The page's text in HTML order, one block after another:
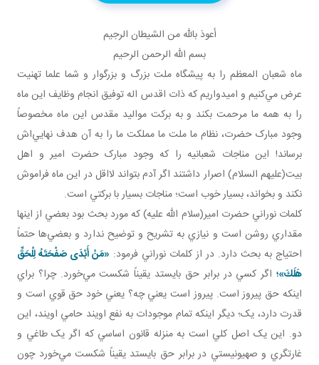
أعوذ بالله من الشيطان الرجيم
بسم الله الرحمن الرحيم
ماه شعبان المعظم را به پيشگاه ملت بزرگ و بزرگوار و شما علما تهنيت
عرض مي‌کنيم و اميدواريم که ذات اقدس اله توفيق انجام وظايف اين ماه
را به همه ما مرحمت بکند و به برکت مواليد مقدس اين ماه مخصوصاً
وجود مبارک حضرت، نظام ما ملت ما مملکت ما را به آن هدف نهايي‌اش
برساند! اين مناجات شعبانيه را که وجود مبارک حضرت امير و اهل
بيت(عليهم السلام) اصرار داشتند اگر آدم بتواند لااقل در اين ماه فراموش
نکند و بخواند، بسيار خوب است؛ مناجات بسيار با برکتي است.
کلمات نوراني حضرت امير(سلام الله عليه) که مورد بحث بود بعضي از اينها
مقداري روشن است و نيازي به تشريح و توضيح ندارد و بعضي‌ها حتماً
احتياج به بحث دارد. در از کلمات نوراني فرمود: «مَنْ أَبْدَى صَفْحَتَهُ لِلْحَقِّ
هَلَكَ»؛ اگر کسي در برابر حق بايستد يقيناً شکست مي‌خورد. چرا؟ براي
اينکه حق پيروز است. پيروز است يعني چه؟ يعني خود حق قوي است و
قدرت دارد، يک؛ ديگر اينکه تمام موجودات به نفع اويند حامي اويند، اين
دو. اين يک اصل کلي است به منزله قانون اساسي که اگر يک طاغي و
غارتگري و صهيونيستي در برابر حق بايستد يقيناً شکست مي‌خورد چون